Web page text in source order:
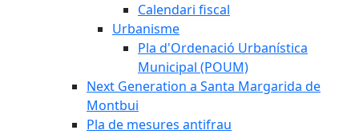
Calendari fiscal
Urbanisme
Pla d'Ordenació Urbanística
Municipal (POUM)
Next Generation a Santa Margarida de
Montbui
Pla de mesures antifrau